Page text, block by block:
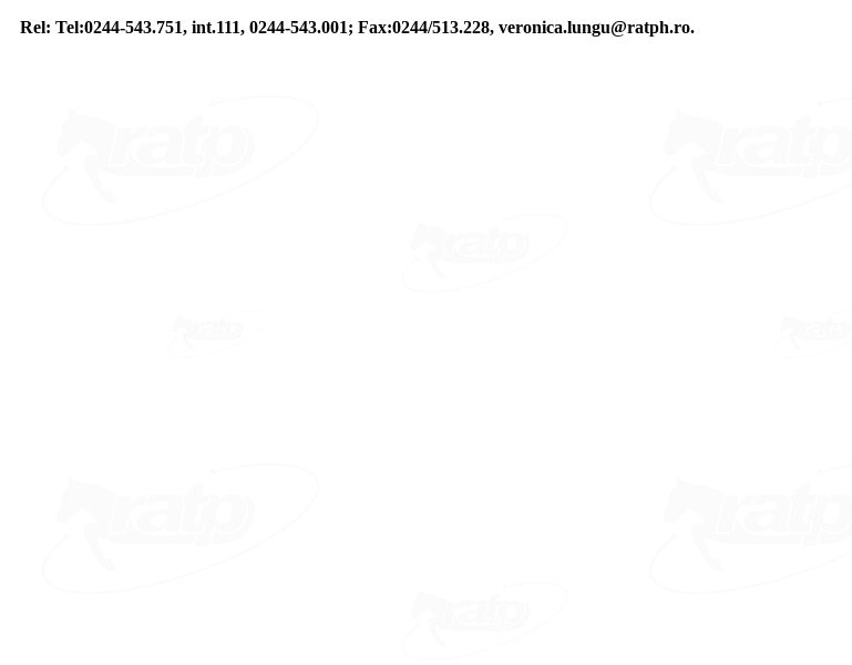
Rel: Tel:0244-543.751, int.111, 0244-543.001; Fax:0244/513.228, veronica.lungu@ratph.ro.